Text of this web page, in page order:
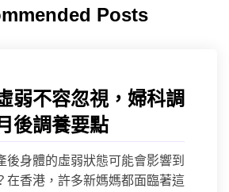
Posts
弱不容忽視，婦科調
後調養要點
後身體的虛弱狀態可能會影響到
在香港，許多新媽媽都面臨著這